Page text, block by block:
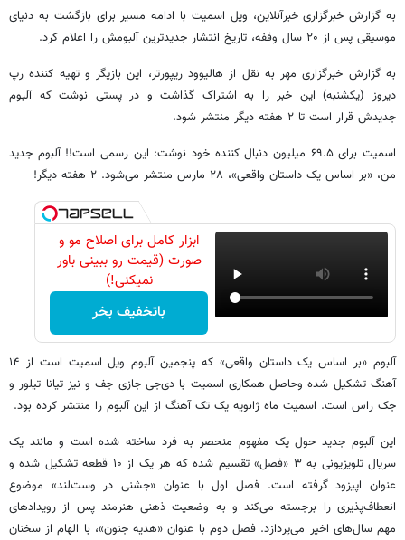
به گزارش خبرگزاری خبرآنلاین، ویل اسمیت با ادامه مسیر برای بازگشت به دنیای
موسیقی پس از ۲۰ سال وقفه، تاریخ انتشار جدیدترین آلبومش را اعلام کرد.
به گزارش خبرگزاری مهر به نقل از هالیوود ریپورتر، این بازیگر و تهیه کننده رپ
دیروز (یکشنبه) این خبر را به اشتراک گذاشت و در پستی نوشت که آلبوم
جدیدش قرار است تا ۲ هفته دیگر منتشر شود.
اسمیت برای ۶۹.۵ میلیون دنبال کننده خود نوشت: این رسمی است!! آلبوم جدید
من، «بر اساس یک داستان واقعی»، ۲۸ مارس منتشر می‌شود. ۲ هفته دیگر!
ابزار کامل برای اصلاح مو و
صورت (قیمت رو ببینی باور
نمیکنی!)
باتخفیف بخر
آلبوم «بر اساس یک داستان واقعی» که پنجمین آلبوم ویل اسمیت است از ۱۴
آهنگ تشکیل شده وحاصل همکاری اسمیت با دی‌جی جازی جف و نیز تیانا تیلور و
جک راس است. اسمیت ماه ژانویه یک تک آهنگ از این آلبوم را منتشر کرده بود.
این آلبوم جدید حول یک مفهوم منحصر به فرد ساخته شده است و مانند یک
سریال تلویزیونی به ۳ «فصل» تقسیم شده که هر یک از ۱۰ قطعه تشکیل شده و
عنوان اپیزود گرفته است. فصل اول با عنوان «جشنی در وست‌لند» موضوع
انعطاف‌پذیری را برجسته می‌کند و به وضعیت ذهنی هنرمند پس از رویدادهای
مهم سال‌های اخیر می‌پردازد. فصل دوم با عنوان «هدیه جنون»، با الهام از سخنان